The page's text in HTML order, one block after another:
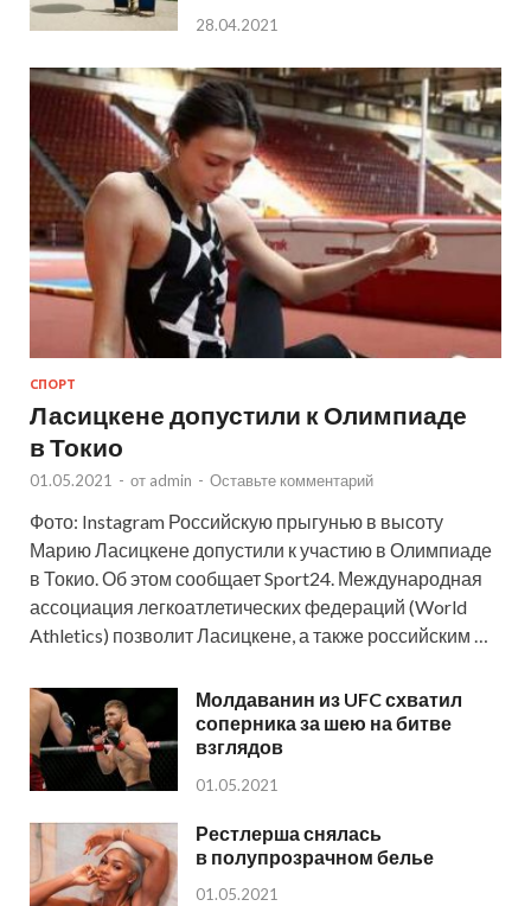
28.04.2021
СПОРТ
Ласицкене допустили к Олимпиаде
в Токио
01.05.2021 - от admin - Оставьте комментарий
Фото: Instagram Российскую прыгунью в высоту
Марию Ласицкене допустили к участию в Олимпиаде
в Токио. Об этом сообщает Sport24. Международная
ассоциация легкоатлетических федераций (World
Athletics) позволит Ласицкене, а также российским …
Молдаванин из UFC схватил
соперника за шею на битве
взглядов
01.05.2021
Рестлерша снялась
в полупрозрачном белье
01.05.2021